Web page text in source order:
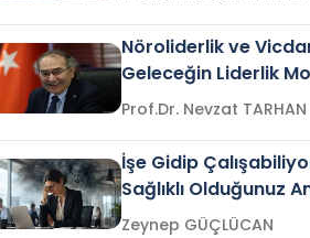
Nöroliderlik ve
Geleceğin Liderlik
Prof.Dr. Nevzat TARHAN
İşe Gidip
Sağlıklı Olduğunuz
Gelir mi?Zeynep GÜÇLÜCAN